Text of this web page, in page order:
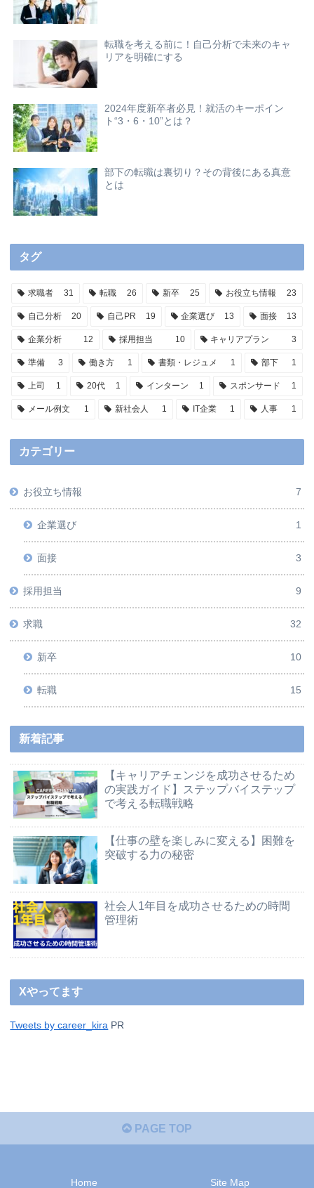
転職を考える前に！自己分析で未来のキャ
リアを明確にする
2024年度新卒者必見！就活のキーポイン
ト“3・6・10”とは？
部下の転職は裏切り？その背後にある真意
とは
タグ
求職者 31 転職 26 新卒 25 お役立ち情報 23
自己分析 20 自己PR 19 企業選び 13 面接 13
企業分析 12 採用担当 10 キャリアプラン 3
準備 3 働き方 1 書類・レジュメ 1 部下 1
上司 1 20代 1 インターン 1 スポンサード 1
メール例文 1 新社会人 1 IT企業 1 人事 1
カテゴリー
お役立ち情報 7
企業選び 1
面接 3
採用担当 9
求職 32
新卒 10
転職 15
新着記事
【キャリアチェンジを成功させるため
の実践ガイド】ステップバイステップ
で考える転職戦略
【仕事の壁を楽しみに変える】困難を
突破する力の秘密
社会人1年目を成功させるための時間
管理術
Xやってます
Tweets by career_kira PR
PAGE TOP
Home Site Map